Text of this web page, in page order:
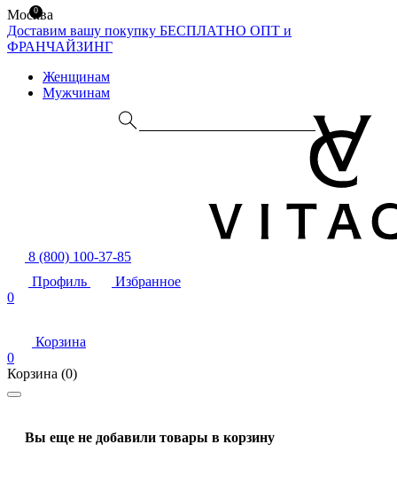
Москва
Доставим вашу покупку БЕСПЛАТНО ОПТ и
ФРАНЧАЙЗИНГ
Женщинам
Мужчинам
8 (800) 100-37-85
Профиль
Избранное
0
Корзина
0
Корзина (0)
Вы еще не добавили товары в корзину
0